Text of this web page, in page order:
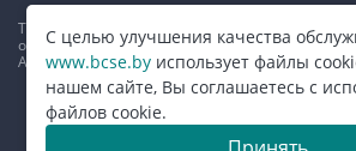
Телефон +375 (17) 390
office@bcse.by .
Адрес: 220013 г. Минск ул. Сурганова д. 48а.
© 2026, ОАО "Белорусская валютно-
С целью улучшения качества
www.bcse.by использует файлы
нашем сайте, Вы соглашаетесь с
файлов cookie.